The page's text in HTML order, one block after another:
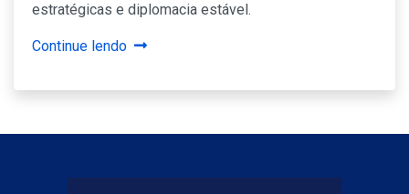
estratégicas e diplomacia estável.
Continue lendo